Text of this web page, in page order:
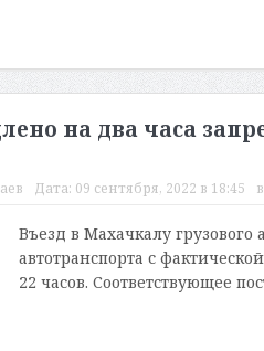
на два часа
Дата: 09 сентября, 2022 в 18:45
Въезд в Махачкалу грузового
автотранспорта с
22 часов. Соответствующее